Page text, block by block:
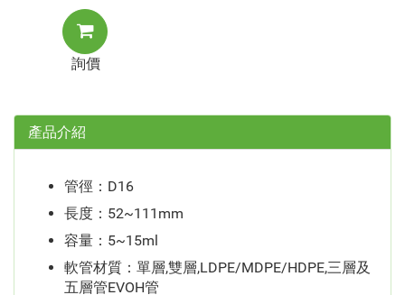
詢價
產品介紹
管徑：D16
長度：52~111mm
容量：5~15ml
軟管材質：單層,雙層,LDPE/MDPE/HDPE,三層及
五層管EVOH管